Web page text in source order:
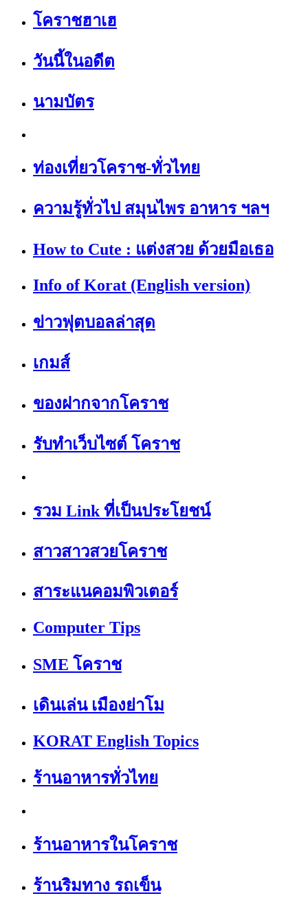
โคราชฮาเฮ
วันนี้ในอดีต
นามบัตร
ท่องเที่ยวโคราช-ทั่วไทย
ความรู้ทั่วไป สมุนไพร อาหาร ฯลฯ
How to Cute : แต่งสวย ด้วยมือเธอ
Info of Korat (English version)
ข่าวฟุตบอลล่าสุด
เกมส์
ของฝากจากโคราช
รับทำเว็บไซต์ โคราช
รวม Link ที่เป็นประโยชน์
สาวสาวสวยโคราช
สาระแนคอมพิวเตอร์
Computer Tips
SME โคราช
เดินเล่น เมืองย่าโม
KORAT English Topics
ร้านอาหารทั่วไทย
ร้านอาหารในโคราช
ร้านริมทาง รถเข็น